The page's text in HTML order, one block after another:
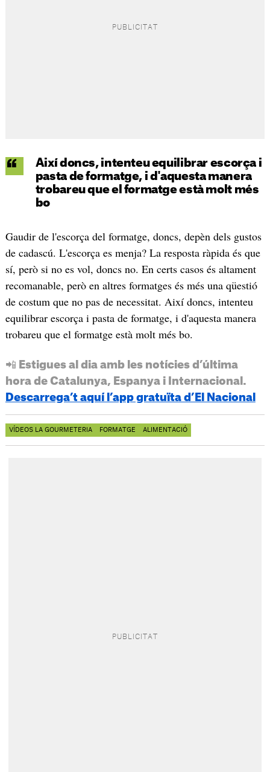
Així doncs, intenteu equilibrar escorça i
pasta de formatge, i d'aquesta manera
trobareu que el formatge està molt més
bo
Gaudir de l'escorça del formatge, doncs, depèn dels gustos
de cadascú. L'escorça es menja? La resposta ràpida és que
sí, però si no es vol, doncs no. En certs casos és altament
recomanable, però en altres formatges és més una qüestió
de costum que no pas de necessitat. Així doncs, intenteu
equilibrar escorça i pasta de formatge, i d'aquesta manera
trobareu que el formatge està molt més bo.
📲 Estigues al dia amb les notícies d’última
hora de Catalunya, Espanya i Internacional.
Descarrega’t aquí l’app gratuïta d’El Nacional
VÍDEOS LA GOURMETERIA FORMATGE ALIMENTACIÓ